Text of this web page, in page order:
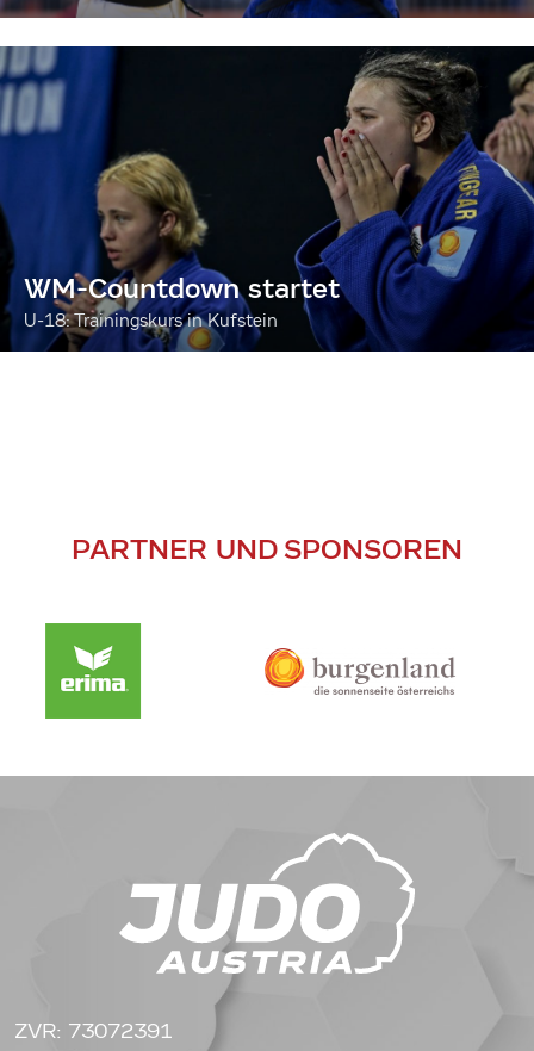
WM-Countdown startet
U-18: Trainingskurs in Kufstein
PARTNER UND SPONSOREN
ZVR: 73072391